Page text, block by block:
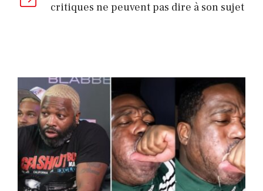
critiques ne peuvent pas dire à son sujet